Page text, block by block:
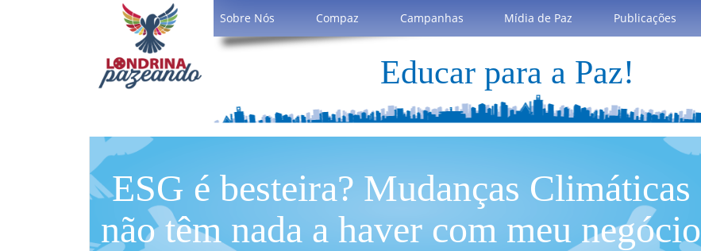
Sobre Nós Compaz Campanhas Mídia de Paz Publicações
Educar para a Paz!
ESG é besteira? Mudanças Climáticas
não têm nada a haver com meu negócio